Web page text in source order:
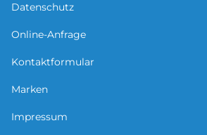
Datenschutz
Online-Anfrage
Kontaktformular
Marken
Impressum